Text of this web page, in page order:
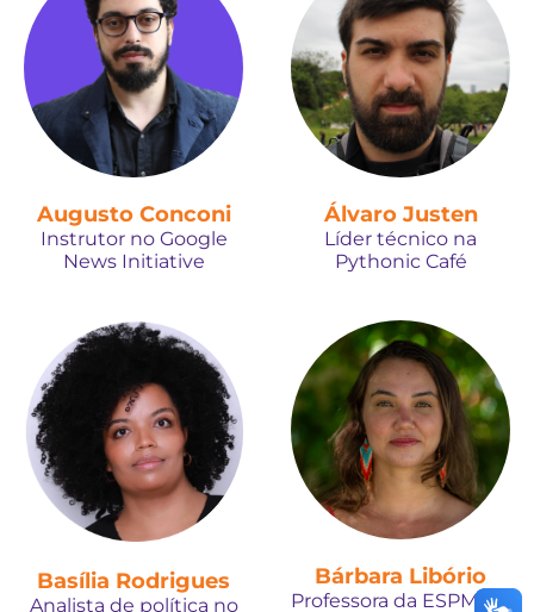
Augusto Conconi
Instrutor no Google
News Initiative
Álvaro Justen
Líder técnico na
Pythonic Café
Basília Rodrigues
Analista de política no
Bárbara Libório
Professora da ESPM-SP